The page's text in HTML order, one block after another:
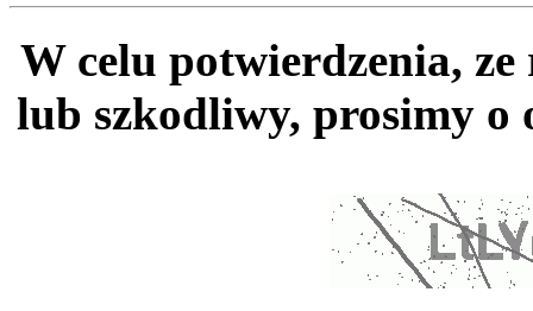
W celu potwierdzenia,
lub szkodliwy, prosimy o